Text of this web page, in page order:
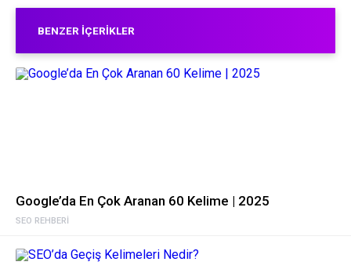
BENZER İÇERIKLER
SEO REHBERI
Google’da En Çok Aranan 60 Kelime | 2025